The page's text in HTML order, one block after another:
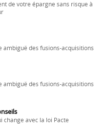
de votre épargne sans risque à
ambiguë des fusions-acquisitions
ambiguë des fusions-acquisitions
change avec la loi Pacte